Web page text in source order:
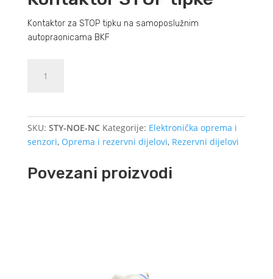
Kontaktor za STOP tipku na samoposlužnim
autopraonicama BKF
STOP
SKU: STY-NOE-NC Kategorije: Elektronička oprema i
senzori, Oprema i rezervni dijelovi, Rezervni dijelovi
Povezani proizvodi